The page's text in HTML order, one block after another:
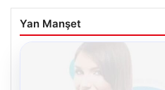
Yan Manşet